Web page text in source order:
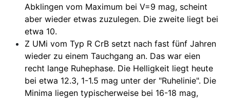
Abklingen vom Maximum bei V=9 mag, scheint
aber wieder etwas zuzulegen. Die zweite liegt bei
etwa 10.
Z UMi vom Typ R CrB setzt nach fast fünf Jahren
wieder zu einem Tauchgang an. Das war eien
recht lange Ruhephase. Die Helligkeit liegt heute
bei etwa 12.3, 1-1.5 mag unter der "Ruhelinie". Die
Minima liegen typischerweise bei 16-18 mag,